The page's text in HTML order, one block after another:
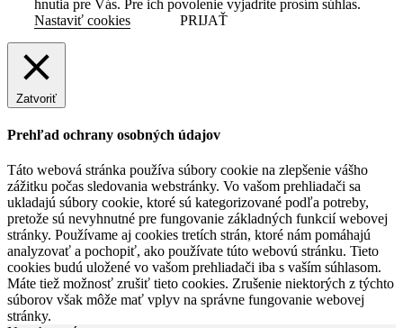
hnutia pre Vás. Pre ich povolenie vyjadrite prosím súhlas.
Nastaviť cookies
PRIJAŤ
Zatvoriť
Prehľad ochrany osobných údajov
Táto webová stránka používa súbory cookie na zlepšenie vášho
zážitku počas sledovania webstránky. Vo vašom prehliadači sa
ukladajú súbory cookie, ktoré sú kategorizované podľa potreby,
pretože sú nevyhnutné pre fungovanie základných funkcií webovej
stránky. Používame aj cookies tretích strán, ktoré nám pomáhajú
analyzovať a pochopiť, ako používate túto webovú stránku. Tieto
cookies budú uložené vo vašom prehliadači iba s vaším súhlasom.
Máte tiež možnosť zrušiť tieto cookies. Zrušenie niektorých z týchto
súborov však môže mať vplyv na správne fungovanie webovej
stránky.